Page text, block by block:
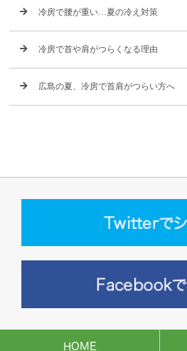
冷房で腰が重い…夏の冷え対策
冷房で首や肩がつらくなる理由
広島の夏、冷房で首肩がつらい方へ
HOME